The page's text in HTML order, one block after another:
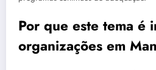
Por que este tema é
organizações em